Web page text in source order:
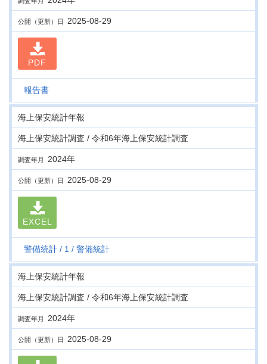
公開（更新）日 2025-08-29
PDF
報告書
海上保安統計年報
海上保安統計調査 / 令和6年海上保安統計調査
調査年月 2024年
公開（更新）日 2025-08-29
EXCEL
警備統計 1 警備統計
海上保安統計年報
海上保安統計調査 / 令和6年海上保安統計調査
調査年月 2024年
公開（更新）日 2025-08-29